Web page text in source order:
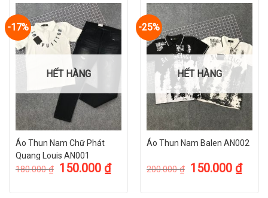
-17%
HẾT HÀNG
Áo Thun Nam Chữ Phát
Quang Louis AN001
180.000₫ 150.000 ₫
-25%
HẾT HÀNG
Áo Thun Nam Balen AN002
200.000₫ 150.000 ₫